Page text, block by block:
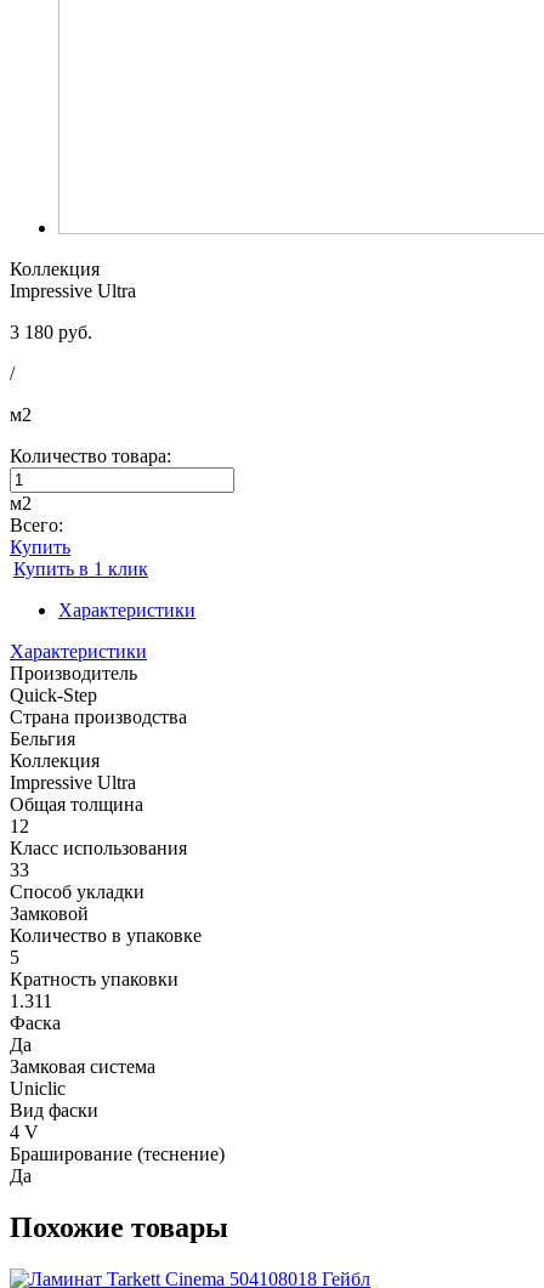
Коллекция
Impressive Ultra
3 180 руб.
/
м2
Количество товара:
м2
Всего:
Купить
Купить в 1 клик
Характеристики
Характеристики
Производитель
Quick-Step
Страна производства
Бельгия
Коллекция
Impressive Ultra
Общая толщина
12
Класс использования
33
Способ укладки
Замковой
Количество в упаковке
5
Кратность упаковки
1.311
Фаска
Да
Замковая система
Uniclic
Вид фаски
4 V
Браширование (теснение)
Да
Похожие товары